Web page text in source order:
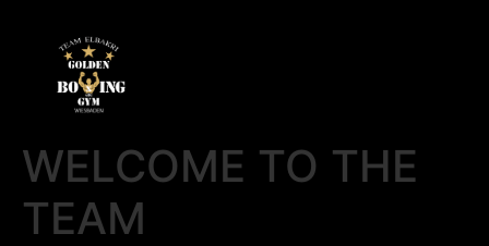
WELCOME TO THE
TEAM